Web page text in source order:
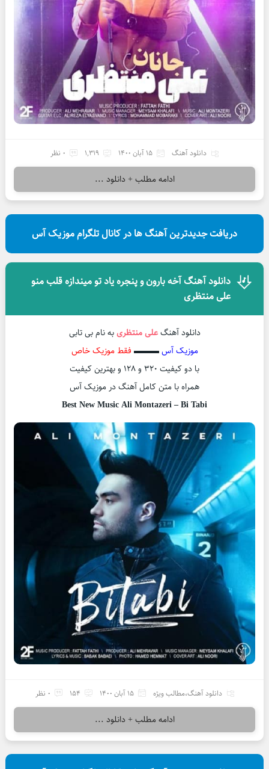
دانلود آهنگ 15 آبان 1400 1,319 0 نظر
ادامه مطلب + دانلود ...
دریافت جدیدترین آهنگ ها در کانال تلگرام موزیک آس
دانلود آهنگ آخه بارون و پنجره یاد تو میندازه قلب منو
علی منتظری
دانلود آهنگعلی منتظریبه نام بی تابی
موزیک آس▬▬▬ فقط موزیک خاص
با دو کیفیت ۳۲۰ و ۱۲۸ و بهترین کیفیت
همراه با متن کامل آهنگ در موزیک آس
Best New Music Ali Montazeri – Bi Tabi
دانلود آهنگ،مطالب ویژه 15 آبان 1400 154 0 نظر
ادامه مطلب + دانلود ...